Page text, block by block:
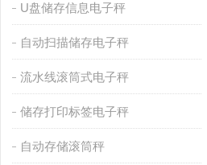
U盘储存信息电子秤
自动扫描储存电子秤
流水线滚筒式电子秤
储存打印标签电子秤
自动存储滚筒秤